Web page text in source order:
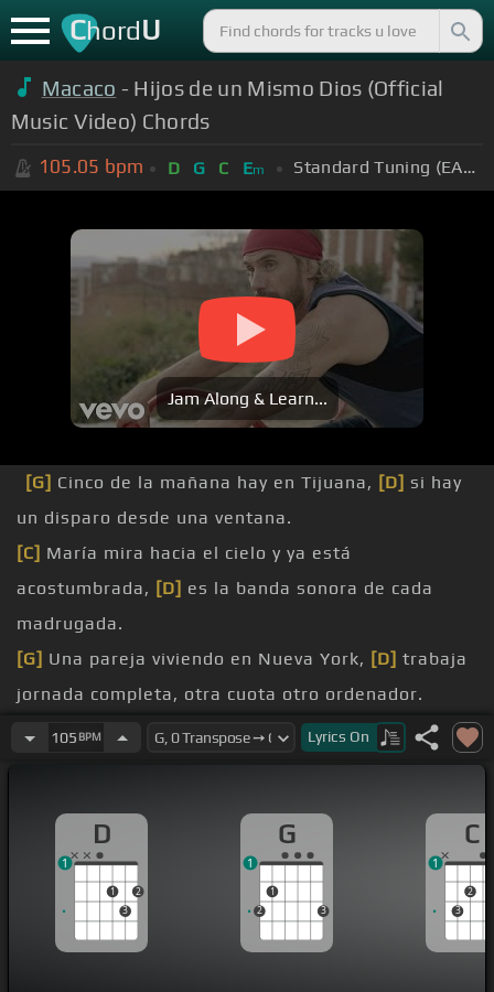
ChordU
Macaco - Hijos de un Mismo Dios (Official
Music Video) Chords
105.05 bpm D G C Em Standard Tuning (EADGBE)
Jam Along & Learn...
[G] Cinco de la mañana hay en Tijuana, [D] si hay
un disparo desde una ventana.
[C] María mira hacia el cielo y ya está
acostumbrada, [D] es la banda sonora de cada
madrugada.
[G] Una pareja viviendo en Nueva York, [D] trabaja
jornada completa, otra cuota otro ordenador.
consume,
la banda sonora es el sonido de su
palabra crisis bautizará la mañana,
es la
banda sonora de tanto repetir.
hijos de un[C]
mismo Dios.
¿Por
105 BPM Lyrics On
D
1
3
2
1
G
2
1
3
1
C
3
2
1